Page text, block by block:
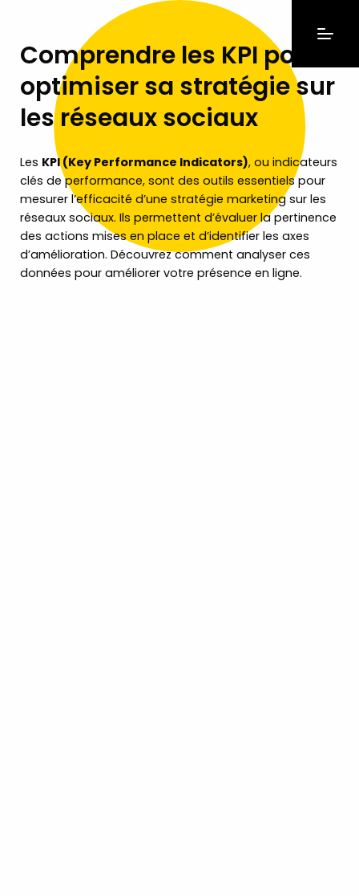
Comprendre les KPI pour
optimiser sa stratégie sur
les réseaux sociaux
Les KPI (Key Performance Indicators), ou indicateurs
clés de performance, sont des outils essentiels pour
mesurer l’efficacité d’une stratégie marketing sur les
réseaux sociaux. Ils permettent d’évaluer la pertinence
des actions mises en place et d’identifier les axes
d’amélioration. Découvrez comment analyser ces
données pour améliorer votre présence en ligne.